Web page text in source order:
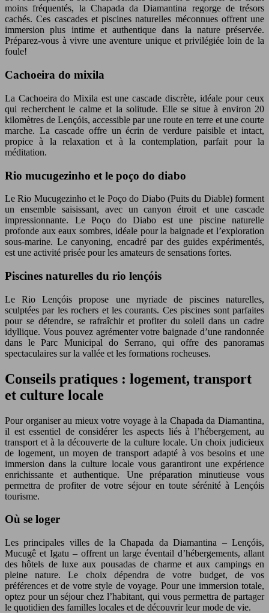
moins fréquentés, la Chapada da Diamantina regorge de trésors
cachés. Ces cascades et piscines naturelles méconnues offrent une
immersion plus intime et authentique dans la nature préservée.
Préparez-vous à vivre une aventure unique et privilégiée loin de la
foule!
Cachoeira do mixila
La Cachoeira do Mixila est une cascade discrète, idéale pour ceux
qui recherchent le calme et la solitude. Elle se situe à environ 20
kilomètres de Lençóis, accessible par une route en terre et une courte
marche. La cascade offre un écrin de verdure paisible et intact,
propice à la relaxation et à la contemplation, parfait pour la
méditation.
Rio mucugezinho et le poço do diabo
Le Rio Mucugezinho et le Poço do Diabo (Puits du Diable) forment
un ensemble saisissant, avec un canyon étroit et une cascade
impressionnante. Le Poço do Diabo est une piscine naturelle
profonde aux eaux sombres, idéale pour la baignade et l’exploration
sous-marine. Le canyoning, encadré par des guides expérimentés,
est une activité prisée pour les amateurs de sensations fortes.
Piscines naturelles du rio lençóis
Le Rio Lençóis propose une myriade de piscines naturelles,
sculptées par les rochers et les courants. Ces piscines sont parfaites
pour se détendre, se rafraîchir et profiter du soleil dans un cadre
idyllique. Vous pouvez agrémenter votre baignade d’une randonnée
dans le Parc Municipal do Serrano, qui offre des panoramas
spectaculaires sur la vallée et les formations rocheuses.
Conseils pratiques : logement, transport
et culture locale
Pour organiser au mieux votre voyage à la Chapada da Diamantina,
il est essentiel de considérer les aspects liés à l’hébergement, au
transport et à la découverte de la culture locale. Un choix judicieux
de logement, un moyen de transport adapté à vos besoins et une
immersion dans la culture locale vous garantiront une expérience
enrichissante et authentique. Une préparation minutieuse vous
permettra de profiter de votre séjour en toute sérénité à Lençóis
tourisme.
Où se loger
Les principales villes de la Chapada da Diamantina – Lençóis,
Mucugê et Igatu – offrent un large éventail d’hébergements, allant
des hôtels de luxe aux pousadas de charme et aux campings en
pleine nature. Le choix dépendra de votre budget, de vos
préférences et de votre style de voyage. Pour une immersion totale,
optez pour un séjour chez l’habitant, qui vous permettra de partager
le quotidien des familles locales et de découvrir leur mode de vie.